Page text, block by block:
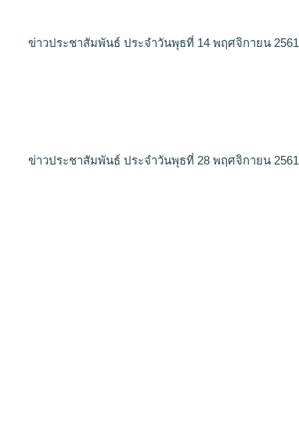
ข่าวประชาสัมพันธ์ ประจำวันพุธที่ 14 พฤศจิกายน 2561
ข่าวประชาสัมพันธ์ ประจำวันพุธที่ 28 พฤศจิกายน 2561